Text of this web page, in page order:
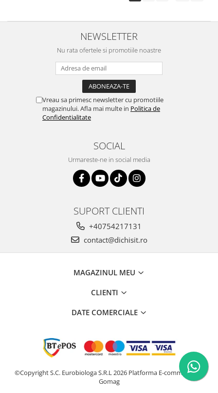
NEWSLETTER
Nu rata ofertele si promotiile noastre
Vreau sa primesc newsletter cu promotiile
magazinului. Afla mai multe in Politica de
Confidentialitate
SOCIAL
Urmareste-ne in social media
SUPORT CLIENTI
+40754217131
contact@dichisit.ro
MAGAZINUL MEU
CLIENTI
DATE COMERCIALE
©Copyright S.C. Eurobiologa S.R.L 2026 Platforma E-commerce by
Gomag